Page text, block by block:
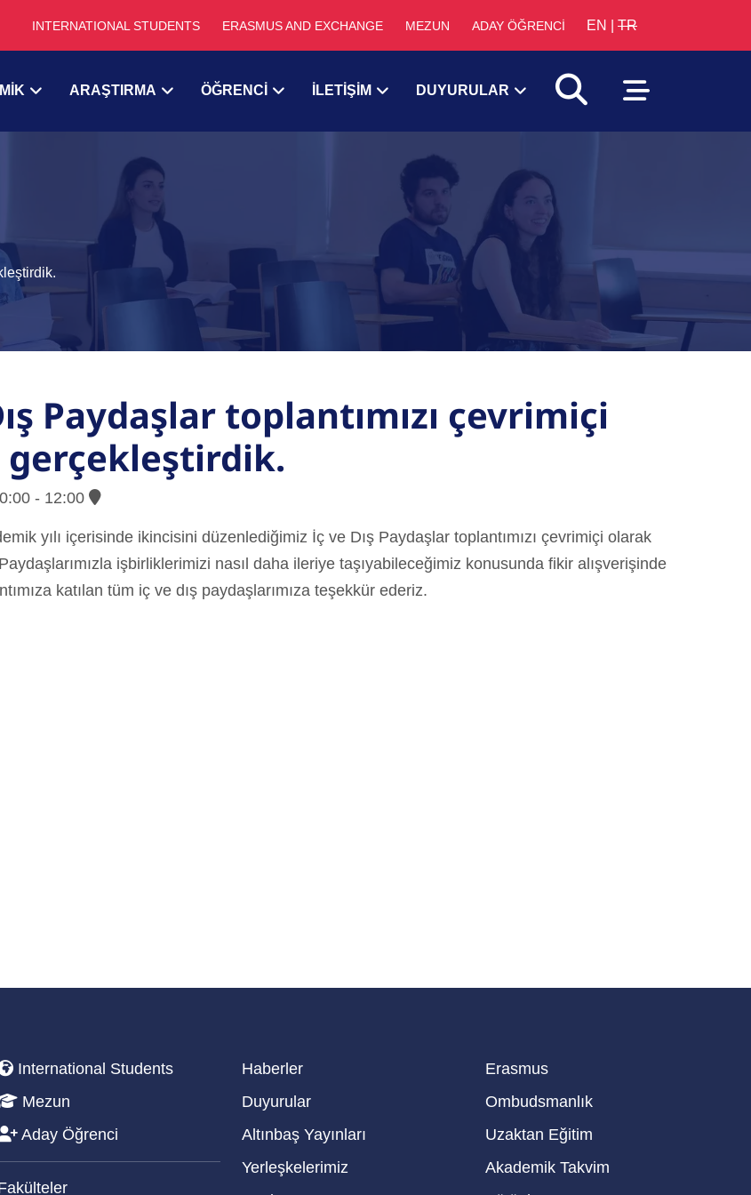
INTERNATIONAL STUDENTS ERASMUS AND EXCHANGE MEZUN ADAY ÖĞRENCİ EN TR
ARAŞTIRMA ÖĞRENCİ İLETİŞİM DUYURULAR
Paydaşlar toplantımızı çevrimiçi
- 12:00
yılı içerisinde ikincisini düzenlediğimiz İç ve Dış Paydaşlar toplantımızı çevrimiçi olarak
işbirliklerimizi nasıl daha ileriye taşıyabileceğimiz konusunda fikir alışverişinde
katılan tüm iç ve dış paydaşlarımıza teşekkür ederiz.
International Students
Mezun
Aday Öğrenci
Haberler
Duyurular
Altınbaş Yayınları
Yerleşkelerimiz
Erasmus
Ombudsmanlık
Uzaktan Eğitim
Akademik Takvim